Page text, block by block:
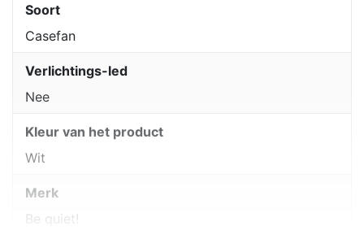
Soort
Casefan
Verlichtings-led
Nee
Kleur van het product
Wit
Merk
Be quiet!